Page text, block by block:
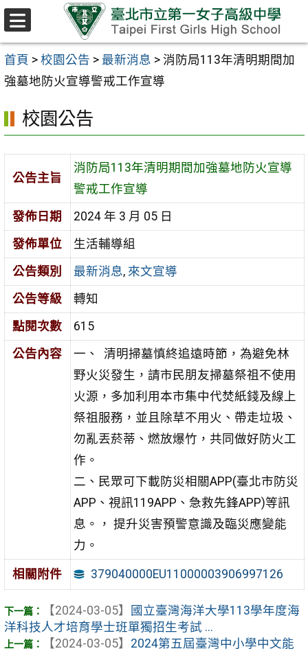
跳至主要內容區
首頁 > 校園公告 > 最新消息 > 消防局113年清明期間加
強墓地防火宣導警戒工作宣導
校園公告
公告主旨
消防局113年清明期間加強墓地防火宣導
警戒工作宣導
發佈日期
2024 年 3 月 05 日
發佈單位
生活輔導組
公告類別
最新消息, 來文宣導
公告等級
轉知
點閱次數
615
公告內容
一、 清明掃墓慎終追遠時節，為避免林
野火災發生，請市民朋友掃墓祭祖不使用
火源，多加利用本市集中代焚紙錢及線上
祭祖服務，並且除草不用火、帶走垃圾、
勿亂丟菸蒂、燃放爆竹，共同做好防火工
作。
二、民眾可下載防災相關APP(臺北市防災
APP、視訊119APP、急救先鋒APP)等訊
息。
， 提升災害預警意識及臨災應變能
力。
相關附件 379040000EU11000003906997126
【2024-03-05】
國立臺灣海洋大學113學年度海
洋科技人才培育學士班單獨招生考試 ...
【2024-03-05】 2024第五屆臺灣中小學中文能
選
單